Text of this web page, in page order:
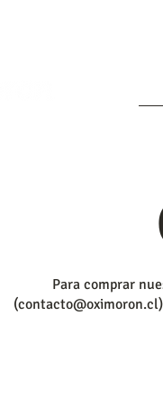
Para comprar
(contacto@oximoron.cl